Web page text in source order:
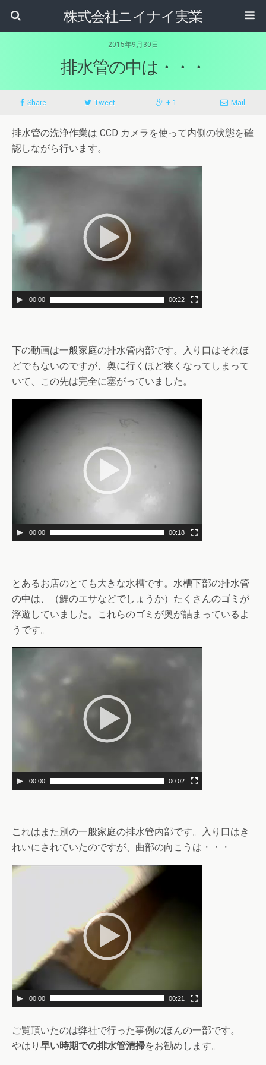
株式会社ニイナイ実業
2015年9月30日
排水管の中は・・・
Share Tweet + 1 Mail
排水管の洗浄作業は CCD カメラを使って内側の状態を確
認しながら行います。
00:00 00:22
下の動画は一般家庭の排水管内部です。入り口はそれほ
どでもないのですが、奥に行くほど狭くなってしまって
いて、この先は完全に塞がっていました。
00:00 00:18
とあるお店のとても大きな水槽です。水槽下部の排水管
の中は、（鯉のエサなどでしょうか）たくさんのゴミが
浮遊していました。これらのゴミが奥が詰まっているよ
うです。
00:00 00:02
これはまた別の一般家庭の排水管内部です。入り口はき
れいにされていたのですが、曲部の向こうは・・・
00:00 00:21
ご覧頂いたのは弊社で行った事例のほんの一部です。
やはり 早い時期での排水管清掃をお勧めします。